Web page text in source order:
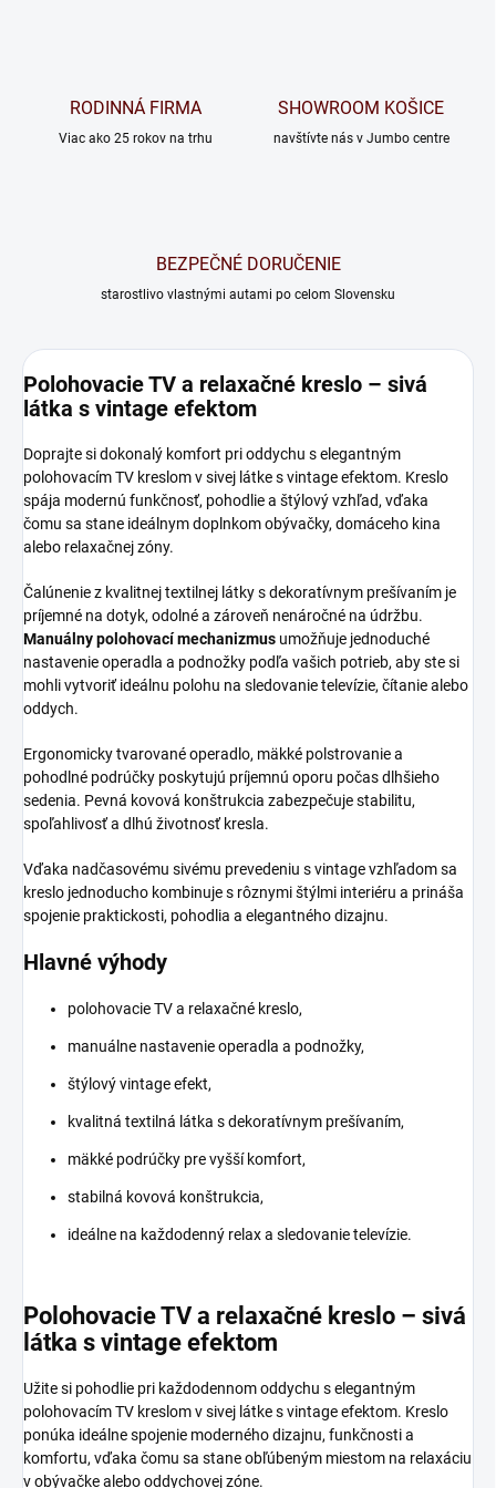
RODINNÁ FIRMA
Viac ako 25 rokov na trhu
SHOWROOM KOŠICE
navštívte nás v Jumbo centre
BEZPEČNÉ DORUČENIE
starostlivo vlastnými autami po celom Slovensku
Polohovacie TV a relaxačné kreslo – sivá
látka s vintage efektom
Doprajte si dokonalý komfort pri oddychu s elegantným
polohovacím TV kreslom v sivej látke s vintage efektom. Kreslo
spája modernú funkčnosť, pohodlie a štýlový vzhľad, vďaka
čomu sa stane ideálnym doplnkom obývačky, domáceho kina
alebo relaxačnej zóny.
Čalúnenie z kvalitnej textilnej látky s dekoratívnym prešívaním je
príjemné na dotyk, odolné a zároveň nenáročné na údržbu.
Manuálny polohovací mechanizmus umožňuje jednoduché
nastavenie operadla a podnožky podľa vašich potrieb, aby ste si
mohli vytvoriť ideálnu polohu na sledovanie televízie, čítanie alebo
oddych.
Ergonomicky tvarované operadlo, mäkké polstrovanie a
pohodlné podrúčky poskytujú príjemnú oporu počas dlhšieho
sedenia. Pevná kovová konštrukcia zabezpečuje stabilitu,
spoľahlivosť a dlhú životnosť kresla.
Vďaka nadčasovému sivému prevedeniu s vintage vzhľadom sa
kreslo jednoducho kombinuje s rôznymi štýlmi interiéru a prináša
spojenie praktickosti, pohodlia a elegantného dizajnu.
Hlavné výhody
polohovacie TV a relaxačné kreslo,
manuálne nastavenie operadla a podnožky,
štýlový vintage efekt,
kvalitná textilná látka s dekoratívnym prešívaním,
mäkké podrúčky pre vyšší komfort,
stabilná kovová konštrukcia,
ideálne na každodenný relax a sledovanie televízie.
Polohovacie TV a relaxačné kreslo – sivá
látka s vintage efektom
Užite si pohodlie pri každodennom oddychu s elegantným
polohovacím TV kreslom v sivej látke s vintage efektom. Kreslo
ponúka ideálne spojenie moderného dizajnu, funkčnosti a
komfortu, vďaka čomu sa stane obľúbeným miestom na relaxáciu
v obývačke alebo oddychovej zóne.